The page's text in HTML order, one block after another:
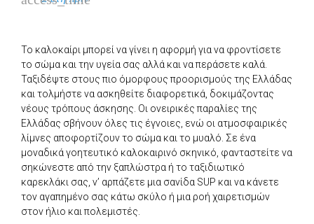
Το καλοκαίρι μπορεί να γίνει η αφορμή για να φροντίσετε
το σώμα και την υγεία σας αλλά και να περάσετε καλά.
Ταξιδέψτε στους πιο όμορφους προορισμούς της Ελλάδας
και τολμήστε να ασκηθείτε διαφορετικά, δοκιμάζοντας
νέους τρόπους άσκησης. Οι ονειρικές παραλίες της
Ελλάδας σβήνουν όλες τις έγνοιες, ενώ οι ατμοσφαιρικές
λίμνες αποφορτίζουν το σώμα και το μυαλό. Σε ένα
μοναδικά γοητευτικό καλοκαιρινό σκηνικό, φανταστείτε να
σηκώνεστε από την ξαπλώστρα ή το ταξιδιωτικό
καρεκλάκι σας, ν’ αρπάζετε μια σανίδα SUP και να κάνετε
τον αγαπημένο σας κάτω σκύλο ή μια ροή χαιρετισμών
στον ήλιο και πολεμιστές.